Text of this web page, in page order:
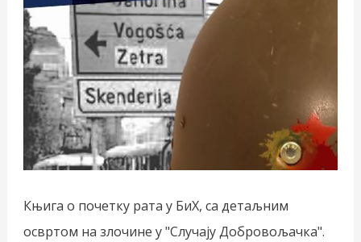
Књига о почетку рата у БиХ, са детаљним
освртом на злочине у "Случају Добровољачка".